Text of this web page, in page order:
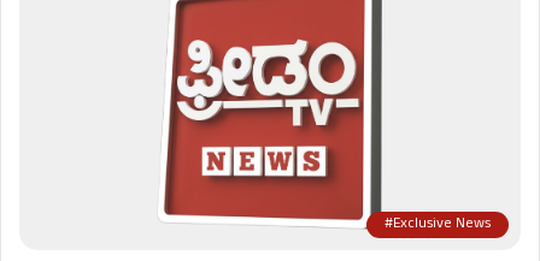
#Exclusive News